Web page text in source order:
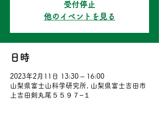
受付停止
他のイベントを見る
日時
2023年2月11日 13:30 – 16:00
山梨県富士山科学研究所, 山梨県富士吉田市
上吉田剣丸尾５５９７−１